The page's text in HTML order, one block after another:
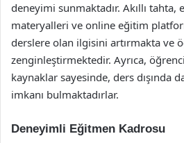
deneyimi sunmaktadır. Akıllı
materyalleri ve online eğitim
derslere olan ilgisini artırmakta ve
zenginleştirmektedir. Ayrıca,
kaynaklar sayesinde, ders dışında
imkanı bulmaktadırlar.
Deneyimli Eğitmen Kadrosu